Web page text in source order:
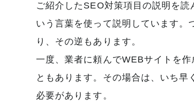
ご紹介したSEO対策項目の説明を
いう言葉を使って説明しています
り、その逆もあります。
一度、業者に頼んでWEBサイトを
ともあります。その場合は、いち
必要があります。